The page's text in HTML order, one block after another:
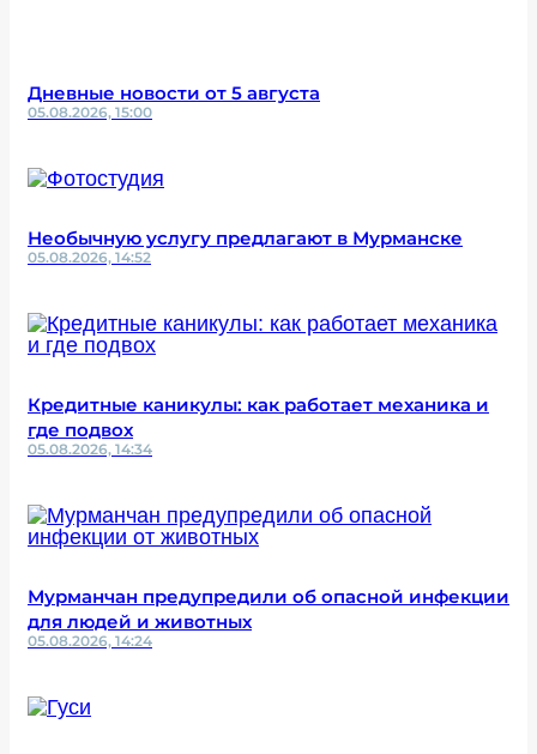
Дневные новости от 5 августа
05.08.2026, 15:00
Необычную услугу предлагают в Мурманске
05.08.2026, 14:52
Кредитные каникулы: как работает механика и
где подвох
05.08.2026, 14:34
Мурманчан предупредили об опасной инфекции
для людей и животных
05.08.2026, 14:24